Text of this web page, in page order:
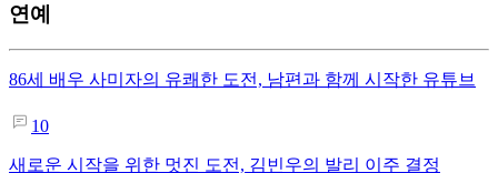
연예
86세 배우 사미자의 유쾌한 도전, 남편과 함께 시작한 유튜브
10
새로운 시작을 위한 멋진 도전, 김빈우의 발리 이주 결정